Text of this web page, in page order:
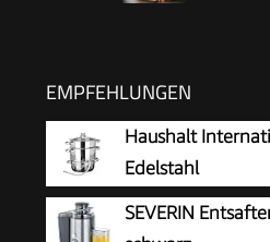
EMPFEHLUNGEN
Haushalt
Edelstahl
SEVERIN